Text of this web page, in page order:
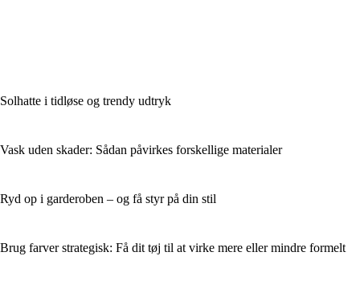
Solhatte i tidløse og trendy udtryk
Vask uden skader: Sådan påvirkes forskellige materialer
Ryd op i garderoben – og få styr på din stil
Brug farver strategisk: Få dit tøj til at virke mere eller mindre formelt